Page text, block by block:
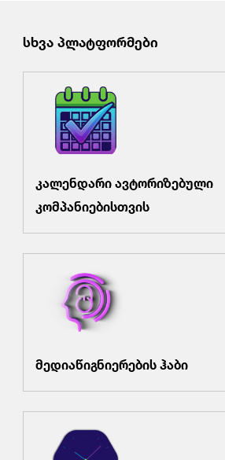
სხვა პლატფორმები
კალენდარი ავტორიზებული
კომპანიებისთვის
მედიაწიგნიერების ჰაბი